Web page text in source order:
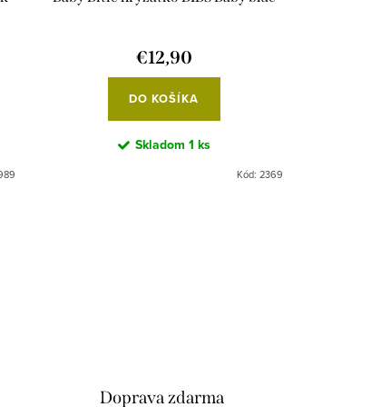
€12,90
DO KOŠÍKA
Skladom 1 ks
Kód: 2369
Doprava zdarma